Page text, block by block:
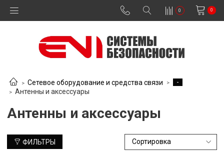
0 0
Сетевое оборудование и средства связи
-
Антенны и аксессуары
Антенны и аксессуары
ФИЛЬТРЫ